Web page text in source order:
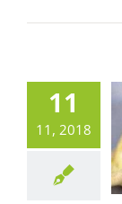
11
11, 2018